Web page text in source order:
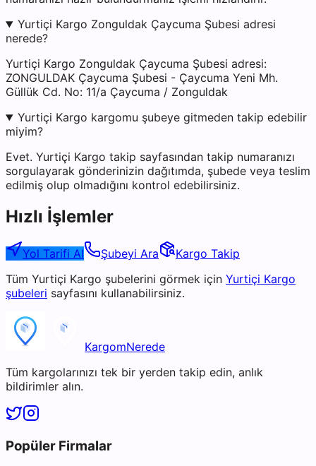
Yurtiçi Kargo Zonguldak Çaycuma Şubesi adresi
nerede?
Yurtiçi Kargo Zonguldak Çaycuma Şubesi adresi:
ZONGULDAK Çaycuma Şubesi - Çaycuma Yeni Mh.
Güllük Cd. No: 11/a Çaycuma / Zonguldak
Yurtiçi Kargo kargomu şubeye gitmeden takip edebilir
miyim?
Evet. Yurtiçi Kargo takip sayfasından takip numaranızı
sorgulayarak gönderinizin dağıtımda, şubede veya teslim
edilmiş olup olmadığını kontrol edebilirsiniz.
Hızlı İşlemler
Yol Tarifi Al Şubeyi Ara
Kargo Takip
Tüm Yurtiçi Kargo şubelerini görmek için Yurtiçi Kargo
şubeleri sayfasını kullanabilirsiniz.
KargomNerede
Tüm kargolarınızı tek bir yerden takip edin, anlık
bildirimler alın.
Popüler Firmalar